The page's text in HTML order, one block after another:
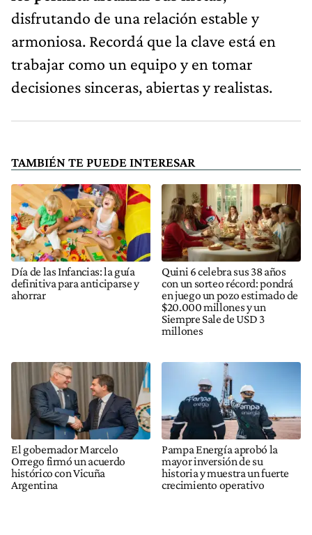
disfrutando de una relación estable y
armoniosa. Recordá que la clave está en
trabajar como un equipo y en tomar
decisiones sinceras, abiertas y realistas.
TAMBIÉN TE PUEDE INTERESAR
Día de las Infancias: la guía
definitiva para anticiparse y
ahorrar
Quini 6 celebra sus 38 años
con un sorteo récord: pondrá
en juego un pozo estimado de
$20.000 millones y un
Siempre Sale de USD 3
millones
El gobernador Marcelo
Orrego firmó un acuerdo
histórico con Vicuña
Argentina
Pampa Energía aprobó la
mayor inversión de su
historia y muestra un fuerte
crecimiento operativo